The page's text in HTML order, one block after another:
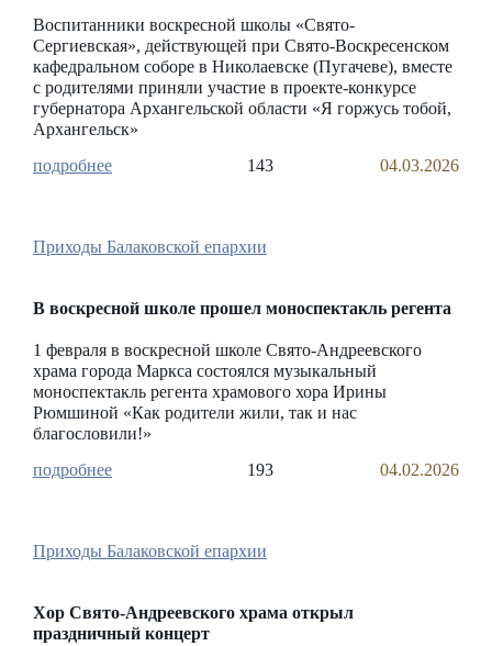
Воспитанники воскресной школы «Свято-
Сергиевская», действующей при Свято-Воскресенском
кафедральном соборе в Николаевске (Пугачеве), вместе
с родителями приняли участие в проекте-конкурсе
губернатора Архангельской области «Я горжусь тобой,
Архангельск»
143
04.03.2026
Приходы Балаковской епархии
В воскресной школе прошел моноспектакль регента
1 февраля в воскресной школе Свято-Андреевского
храма города Маркса состоялся музыкальный
моноспектакль регента храмового хора Ирины
Рюмшиной «Как родители жили, так и нас
благословили!»
193
04.02.2026
Приходы Балаковской епархии
Хор Свято-Андреевского храма открыл
праздничный концерт